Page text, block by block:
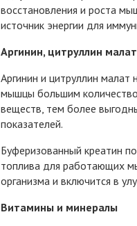
восстановления и роста
источник энергии для
Аргинин, цитруллин
Аргинин и цитруллин
мышцы большим
веществ, тем более
показателей.
Буферизованный креатин
топлива для работающих
организма и включится в
Витамины и минералы